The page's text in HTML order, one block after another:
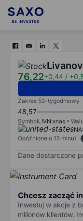
76,22+0,44 /
Zakres 52-tygodniowy
48,57
SymbolLIVN:xnas
Opóźnione o 15 minut
Dane dostarczone
Chcesz zacząć
Inwestuj w akcje z
milionów klientów.